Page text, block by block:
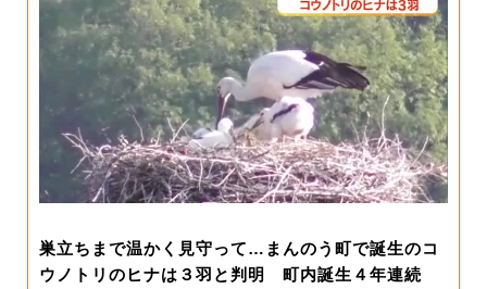
巣立ちまで温かく見守って…まんのう町で誕生のコ
ウノトリのヒナは３羽と判明 町内誕生４年連続